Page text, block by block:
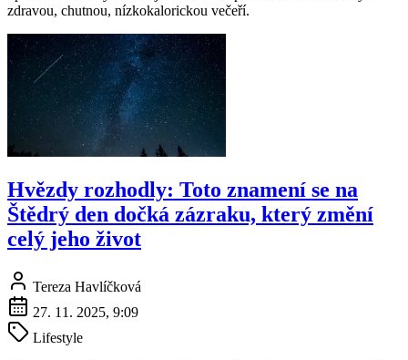
zdravou, chutnou, nízkokalorickou večeří.
Hvězdy rozhodly: Toto znamení se na
Štědrý den dočká zázraku, který změní
celý jeho život
Tereza Havlíčková
27. 11. 2025, 9:09
Lifestyle